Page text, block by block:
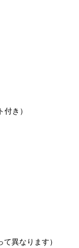
き）
異なります）